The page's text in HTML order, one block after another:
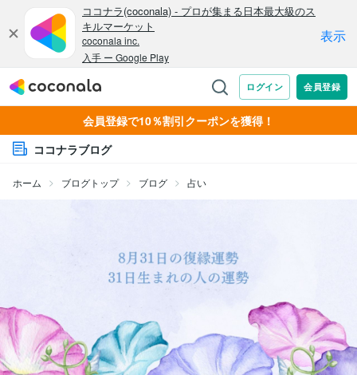
会員登録で10％割引クーポンを獲得！
ココナラブログ
ホーム ブログトップ ブログ 占い